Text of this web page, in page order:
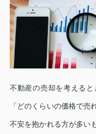
不動産の売却を考えると
「どのくらいの価格で
不安を抱かれる方が多い